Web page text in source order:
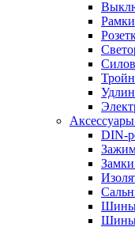
Рамки
DIN-
Шины
Шины